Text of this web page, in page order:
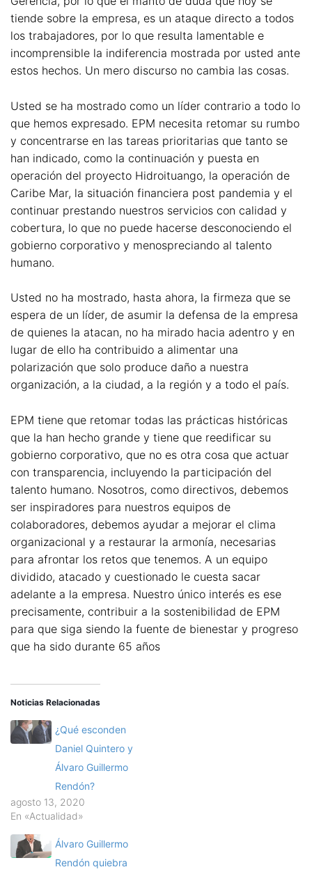
tiende sobre la empresa, es un ataque directo a todos
los trabajadores, por lo que resulta lamentable e
incomprensible la indiferencia mostrada por usted ante
estos hechos. Un mero discurso no cambia las cosas.
Usted se ha mostrado como un líder contrario a todo lo
que hemos expresado. EPM necesita retomar su rumbo
y concentrarse en las tareas prioritarias que tanto se
han indicado, como la continuación y puesta en
operación del proyecto Hidroituango, la operación de
Caribe Mar, la situación financiera post pandemia y el
continuar prestando nuestros servicios con calidad y
cobertura, lo que no puede hacerse desconociendo el
gobierno corporativo y menospreciando al talento
humano.
Usted no ha mostrado, hasta ahora, la firmeza que se
espera de un líder, de asumir la defensa de la empresa
de quienes la atacan, no ha mirado hacia adentro y en
lugar de ello ha contribuido a alimentar una
polarización que solo produce daño a nuestra
organización, a la ciudad, a la región y a todo el país.
EPM tiene que retomar todas las prácticas históricas
que la han hecho grande y tiene que reedificar su
gobierno corporativo, que no es otra cosa que actuar
con transparencia, incluyendo la participación del
talento humano. Nosotros, como directivos, debemos
ser inspiradores para nuestros equipos de
colaboradores, debemos ayudar a mejorar el clima
organizacional y a restaurar la armonía, necesarias
para afrontar los retos que tenemos. A un equipo
dividido, atacado y cuestionado le cuesta sacar
adelante a la empresa. Nuestro único interés es ese
precisamente, contribuir a la sostenibilidad de EPM
para que siga siendo la fuente de bienestar y progreso
que ha sido durante 65 años
Noticias Relacionadas
¿Qué esconden
Daniel Quintero y
Álvaro Guillermo
Rendón?
agosto 13, 2020
En «Actualidad»
Álvaro Guillermo
Rendón quiebra